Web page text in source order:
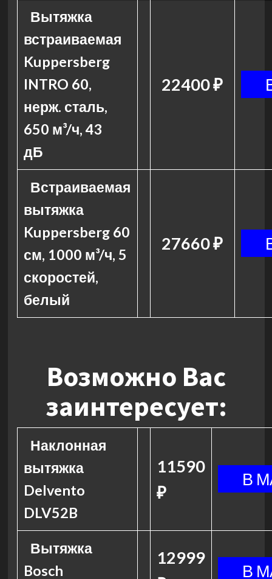
Вытяжка
встраиваемая
Kuppersberg
INTRO 60,
нерж. сталь,
650 м³/ч, 43
дБ
22400 ₽
Встраиваемая
вытяжка
Kuppersberg 60
см, 1000 м³/ч, 5
скоростей,
белый
27660 ₽
Возможно Вас
заинтересует:
Наклонная
вытяжка
Delvento
DLV52B
11590
₽
Вытяжка
Bosch
12999